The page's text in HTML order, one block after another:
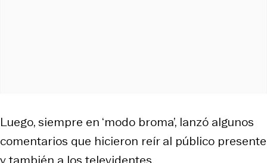
Luego, siempre en ‘modo broma’, lanzó algunos
comentarios que hicieron reír al público presente